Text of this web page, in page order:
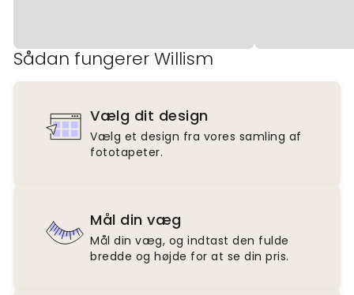
Sådan fungerer Willism
Vælg dit design
Vælg et design fra vores samling af
fototapeter.
Mål din væg
Mål din væg, og indtast den fulde
bredde og højde for at se din pris.